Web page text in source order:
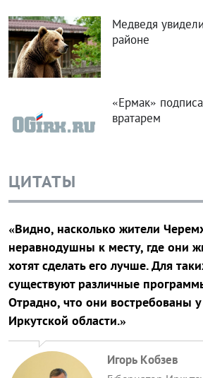
Медведя
районе
«Ермак»
вратарем
ЦИТАТЫ
«Видно, насколько жители
неравнодушны к месту, где они
хотят сделать его лучше. Для
существуют различные
Отрадно, что они востребованы
Иркутской области.»
Игорь Кобзев